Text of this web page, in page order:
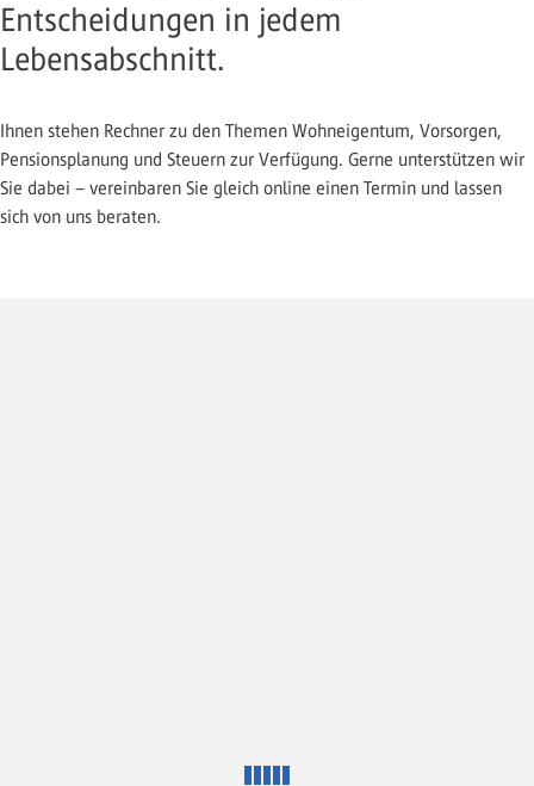
Entscheidungen in jedem
Lebensabschnitt.
Ihnen stehen Rechner zu den Themen Wohneigentum, Vorsorgen,
Pensionsplanung und Steuern zur Verfügung. Gerne unterstützen wir
Sie dabei – vereinbaren Sie gleich online einen Termin und lassen
sich von uns beraten.